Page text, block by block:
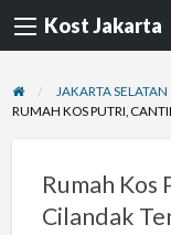
Kost Jakarta
JAKARTA SELATAN
RUMAH KOS PUTRI,
Rumah Kos
Cilandak